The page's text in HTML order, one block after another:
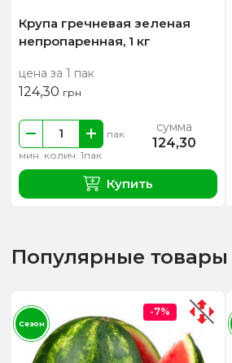
Крупа гречневая зеленая
непропаренная, 1 кг
цена за 1 пак
124,30 грн
мин. колич. 1пак
пак сумма
124,30
Купить
Популярные товары
-7%
Сезон